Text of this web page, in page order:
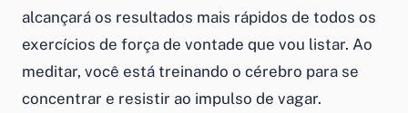
alcançará os resultados mais rápidos de todos os
exercícios de força de vontade que vou listar. Ao
meditar, você está treinando o cérebro para se
concentrar e resistir ao impulso de vagar.